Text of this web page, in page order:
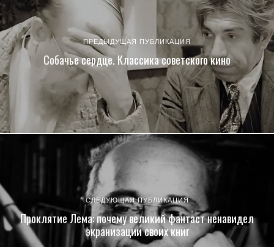
ПРЕДЫДУЩАЯ ПУБЛИКАЦИЯ
Собачье сердце. Классика советского кино
СЛЕДУЮЩАЯ ПУБЛИКАЦИЯ
Проклятие Лема: почему великий фантаст ненавидел
экранизации своих книг